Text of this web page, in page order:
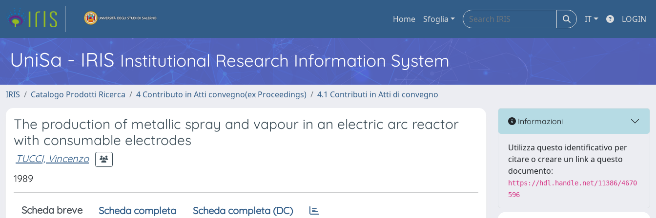
Home Sfoglia IT LOGIN
UniSa - IRIS Institutional Research Information System
IRIS Catalogo Prodotti Ricerca 4 Contributo in Atti convegno(ex Proceedings) 4.1 Contributi in Atti di convegno
The production of metallic spray and vapour in an electric arc reactor
with consumable electrodes
TUCCI, Vincenzo
1989
Scheda breve Scheda completa Scheda completa (DC)
Informazioni
Utilizza questo identificativo per
citare o creare un link a questo
documento:
https://hdl.handle.net/11386/4670
596